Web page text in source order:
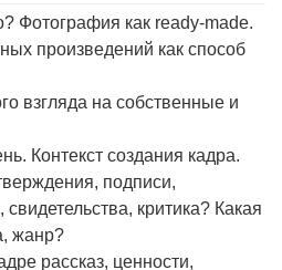
Фотография как ready-made.
произведений как способ
взгляда на собственные и
Контекст создания кадра.
подписи,
критика? Какая
жанр?
рассказ, ценности,